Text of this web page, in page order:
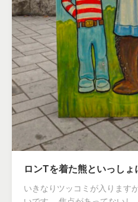
ロンTを着た熊といっしょ
いきなりツッコミが入ります